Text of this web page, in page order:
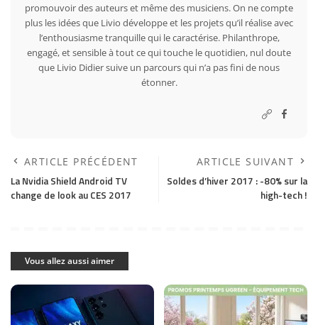
promouvoir des auteurs et même des musiciens. On ne compte
plus les idées que Livio développe et les projets qu’il réalise avec
l’enthousiasme tranquille qui le caractérise. Philanthrope,
engagé, et sensible à tout ce qui touche le quotidien, nul doute
que Livio Didier suive un parcours qui n’a pas fini de nous
étonner.
ARTICLE PRÉCÉDENT
La Nvidia Shield Android TV
change de look au CES 2017
ARTICLE SUIVANT
Soldes d’hiver 2017 : -80% sur la
high-tech !
Vous allez aussi aimer